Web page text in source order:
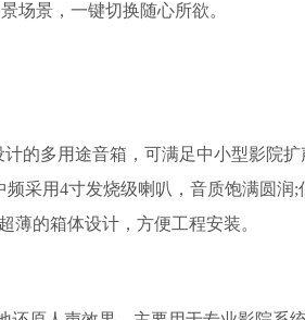
景，一键切换随心所欲。
的多用途音箱，可满足中小型影院
采用4寸发烧级喇叭，音质饱满圆润
薄的箱体设计，方便工程安装。